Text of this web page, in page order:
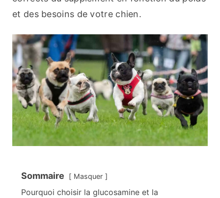
et des besoins de votre chien.
Sommaire Masquer
Pourquoi choisir la glucosamine et la